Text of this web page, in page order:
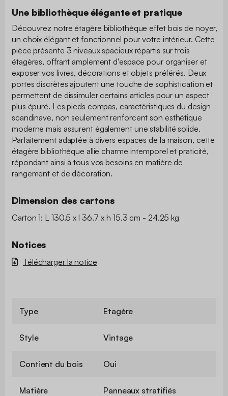
Une bibliothèque élégante et pratique
Découvrez notre étagère bibliothèque effet bois de noyer,
un choix élégant et fonctionnel pour votre intérieur. Cette
pièce présente 3 niveaux spacieux répartis sur trois
étagères, offrant amplement d'espace pour organiser et
exposer vos livres, décorations et objets préférés. Deux
portes discrètes ajoutent une touche de sophistication et
permettent de dissimuler certains articles pour un aspect
plus épuré. Les pieds compas, caractéristiques du design
scandinave, non seulement renforcent son esthétique
moderne mais assurent également une stabilité solide.
Parfaitement adaptée à divers espaces de la maison, cette
étagère bibliothèque allie charme intemporel et praticité,
répondant ainsi à tous vos besoins en matière de
rangement et de décoration.
Dimension des cartons
Carton 1: L 130.5 x l 36.7 x h 15.3 cm - 24.25 kg
Notices
Télécharger la notice
Type Etagère
Style Vintage
Contient du bois Oui
Matière Panneaux stratifiés